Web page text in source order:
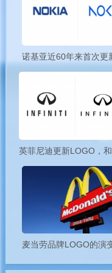
1998-2007：不断变革
1998年，iMac发布，
2007年，随iPhone发布
诺基亚近60年来首次更
英菲尼迪更新LOGO，
麦当劳品牌LOGO的演